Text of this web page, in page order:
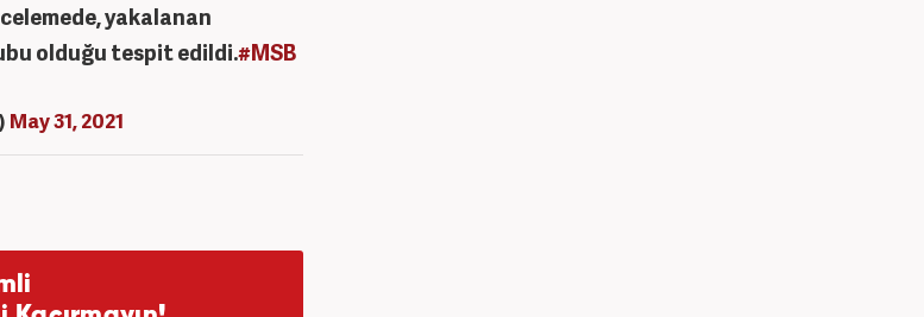
yakalanan
olduğu tespit edildi.#MSB
May 31, 2021